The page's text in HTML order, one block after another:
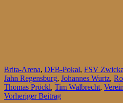
Brita-Arena, DFB-Pokal, FSV
Jahn Regensburg, Johannes Wurtz,
Thomas Pröckl, Tim Walbrecht, Verein
Beitragsnavigation
Vorheriger Beitrag